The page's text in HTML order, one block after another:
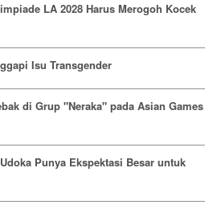
LA 2028 Harus Merogoh Kocek
Isu Transgender
di Grup "Neraka" pada Asian Games
Punya Ekspektasi Besar untuk